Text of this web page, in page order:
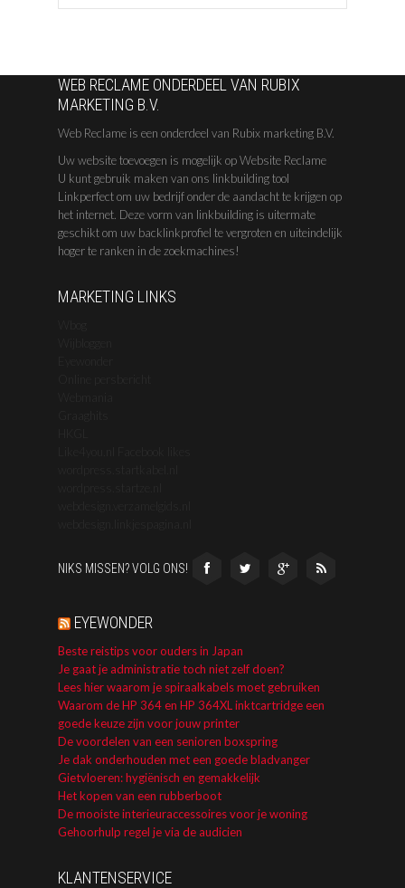
WEB RECLAME ONDERDEEL VAN RUBIX
MARKETING B.V.
Web Reclame is een onderdeel van Rubix marketing B.V.
Uw website toevoegen is mogelijk op Website Reclame
U kunt gebruik maken van ons linkbuilding tool
Linkperfect om uw bedrijf onder de aandacht te krijgen op
het internet. Deze vorm van linkbuilding is uitermate
geschikt om uw backlinkprofiel te vergroten en uiteindelijk
hoger te ranken in de zoekmachines!
MARKETING LINKS
NIKS MISSEN? VOLG ONS!
EYEWONDER
Beste reistips voor ouders in Japan
Je gaat je administratie toch niet zelf doen?
Lees hier waarom je spiraalkabels moet gebruiken
Waarom de HP 364 en HP 364XL inktcartridge een
goede keuze zijn voor jouw printer
De voordelen van een senioren boxspring
Je dak onderhouden met een goede bladvanger
Gietvloeren: hygiënisch en gemakkelijk
Het kopen van een rubberboot
De mooiste interieuraccessoires voor je woning
Gehoorhulp regel je via de audicien
KLANTENSERVICE